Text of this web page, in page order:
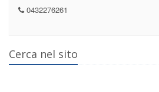
0432276261
Cerca nel sito